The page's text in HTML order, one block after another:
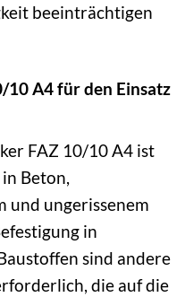
beeinträchtigen
10 A4 für den Einsatz
FAZ 10/10 A4 ist
Beton,
und ungerissenem
in
sind andere
die auf die